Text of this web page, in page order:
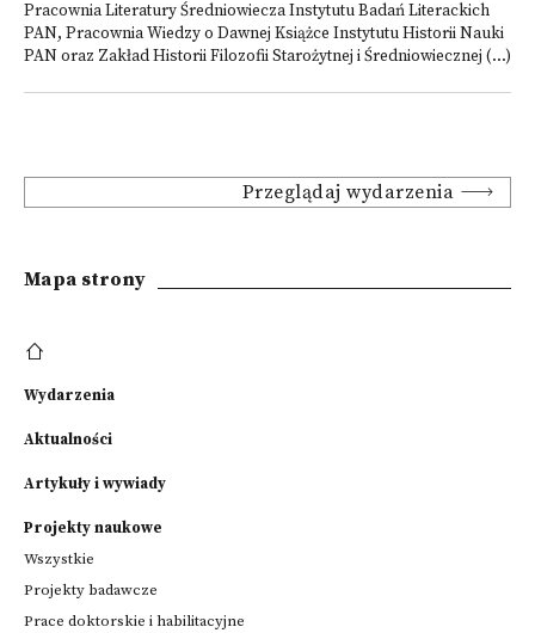
Pracownia Literatury Średniowiecza Instytutu Badań Literackich
PAN, Pracownia Wiedzy o Dawnej Książce Instytutu Historii Nauki
PAN oraz Zakład Historii Filozofii Starożytnej i Średniowiecznej (...)
Przeglądaj wydarzenia
Mapa strony
Wydarzenia
Aktualności
Artykuły i wywiady
Projekty naukowe
Wszystkie
Projekty badawcze
Prace doktorskie i habilitacyjne